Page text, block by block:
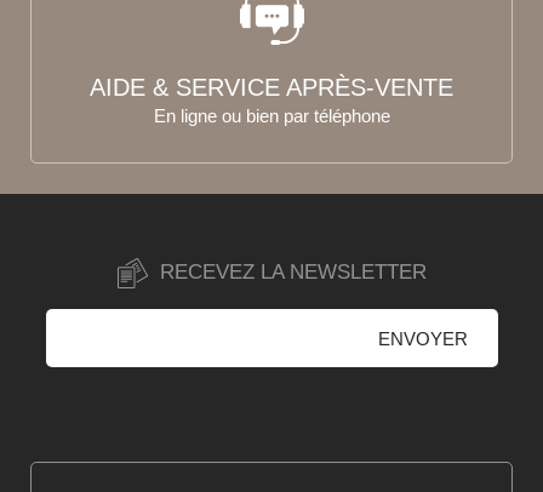
AIDE & SERVICE APRÈS-VENTE
En ligne ou bien par téléphone
RECEVEZ LA NEWSLETTER